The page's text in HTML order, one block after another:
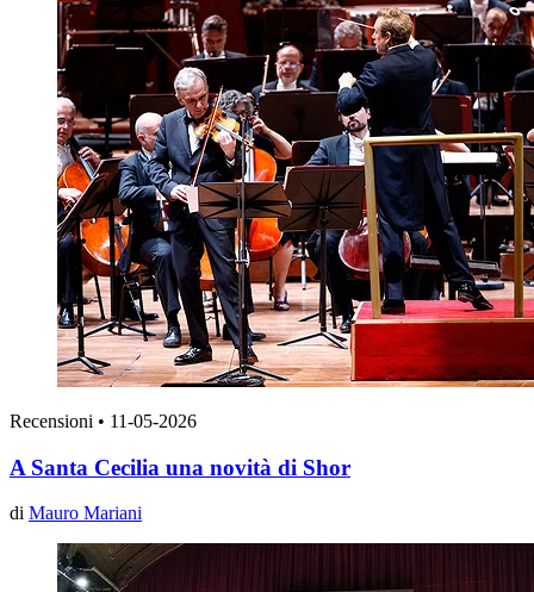
Recensioni • 11-05-2026
A Santa Cecilia una novità di Shor
di Mauro Mariani